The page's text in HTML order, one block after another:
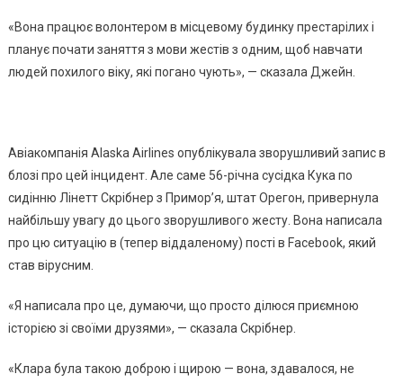
«Вона працює волонтером в місцевому будинку престарілих і
планує почати заняття з мови жестів з одним, щоб навчати
людей похилого віку, які погано чують», — сказала Джейн.
Авіакомпанія Alaska Airlines опублікувала зворушливий запис в
блозі про цей інцидент. Але саме 56-річна сусідка Кука по
сидінню Лінетт Скрібнер з Примор’я, штат Орегон, привернула
найбільшу увагу до цього зворушливого жесту. Вона написала
про цю ситуацію в (тепер віддаленому) пості в Facebook, який
став вірусним.
«Я написала про це, думаючи, що просто ділюся приємною
історією зі своїми друзями», — сказала Скрібнер.
«Клара була такою доброю і щирою — вона, здавалося, не